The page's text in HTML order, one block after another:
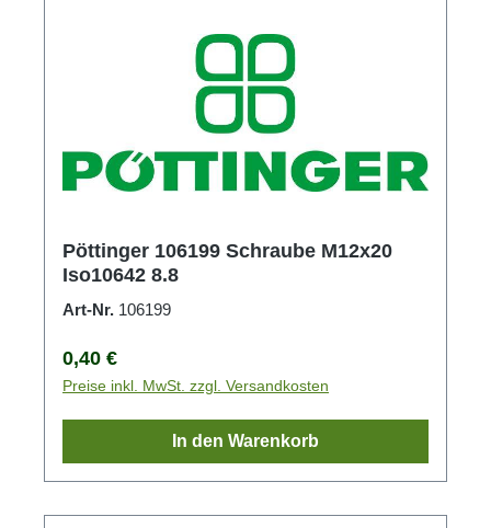
Pöttinger 106199 Schraube M12x20
Iso10642 8.8
Art-Nr. 106199
Regulärer Preis:
0,40 €
Preise inkl. MwSt. zzgl. Versandkosten
In den Warenkorb